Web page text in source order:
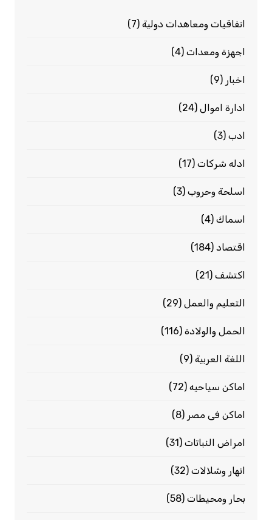
اتفاقيات ومعاهدات دولية(7)
اجهزة ومعدات(4)
اخبار (9)
ادارة اموال(24)
ادب(3)
ادله شركات(17)
اسلحة وحروب(3)
اسماك(4)
اقتصاد(184)
اكتشف(21)
التعليم والعمل(29)
الحمل والولادة(116)
اللغة العربية(9)
اماكن سياحيه(72)
اماكن فى مصر (8)
امراض النباتات(31)
انهار وشلالات(32)
بحار ومحيطات(58)